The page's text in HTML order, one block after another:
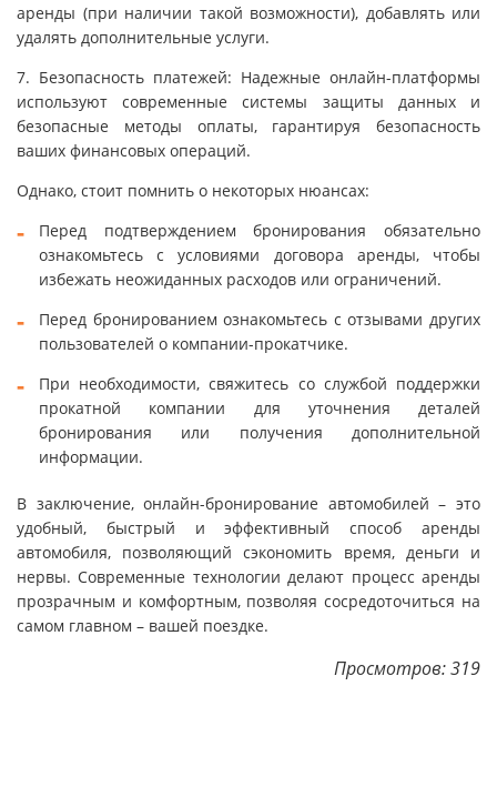
аренды (при наличии такой возможности), добавлять или
удалять дополнительные услуги.
7. Безопасность платежей: Надежные онлайн-платформы
используют современные системы защиты данных и
безопасные методы оплаты, гарантируя безопасность
ваших финансовых операций.
Однако, стоит помнить о некоторых нюансах:
Перед подтверждением бронирования обязательно
ознакомьтесь с условиями договора аренды, чтобы
избежать неожиданных расходов или ограничений.
Перед бронированием ознакомьтесь с отзывами других
пользователей о компании-прокатчике.
При необходимости, свяжитесь со службой поддержки
прокатной компании для уточнения деталей
бронирования или получения дополнительной
информации.
В заключение, онлайн-бронирование автомобилей – это
удобный, быстрый и эффективный способ аренды
автомобиля, позволяющий сэкономить время, деньги и
нервы. Современные технологии делают процесс аренды
прозрачным и комфортным, позволяя сосредоточиться на
самом главном – вашей поездке.
Просмотров: 319